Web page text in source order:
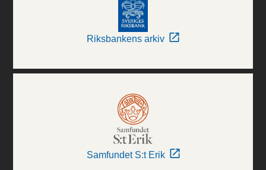
Riksbankens arkiv
Samfundet S:t Erik